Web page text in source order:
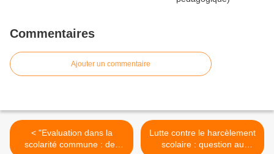
Commentaires
Ajouter un commentaire
< "Evaluation dans la
scolarité commune : des
Lutte contre le harcèlement
scolaire : question au